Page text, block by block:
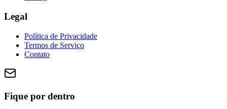
Legal
Política de Privacidade
Termos de Serviço
Contato
Fique por dentro